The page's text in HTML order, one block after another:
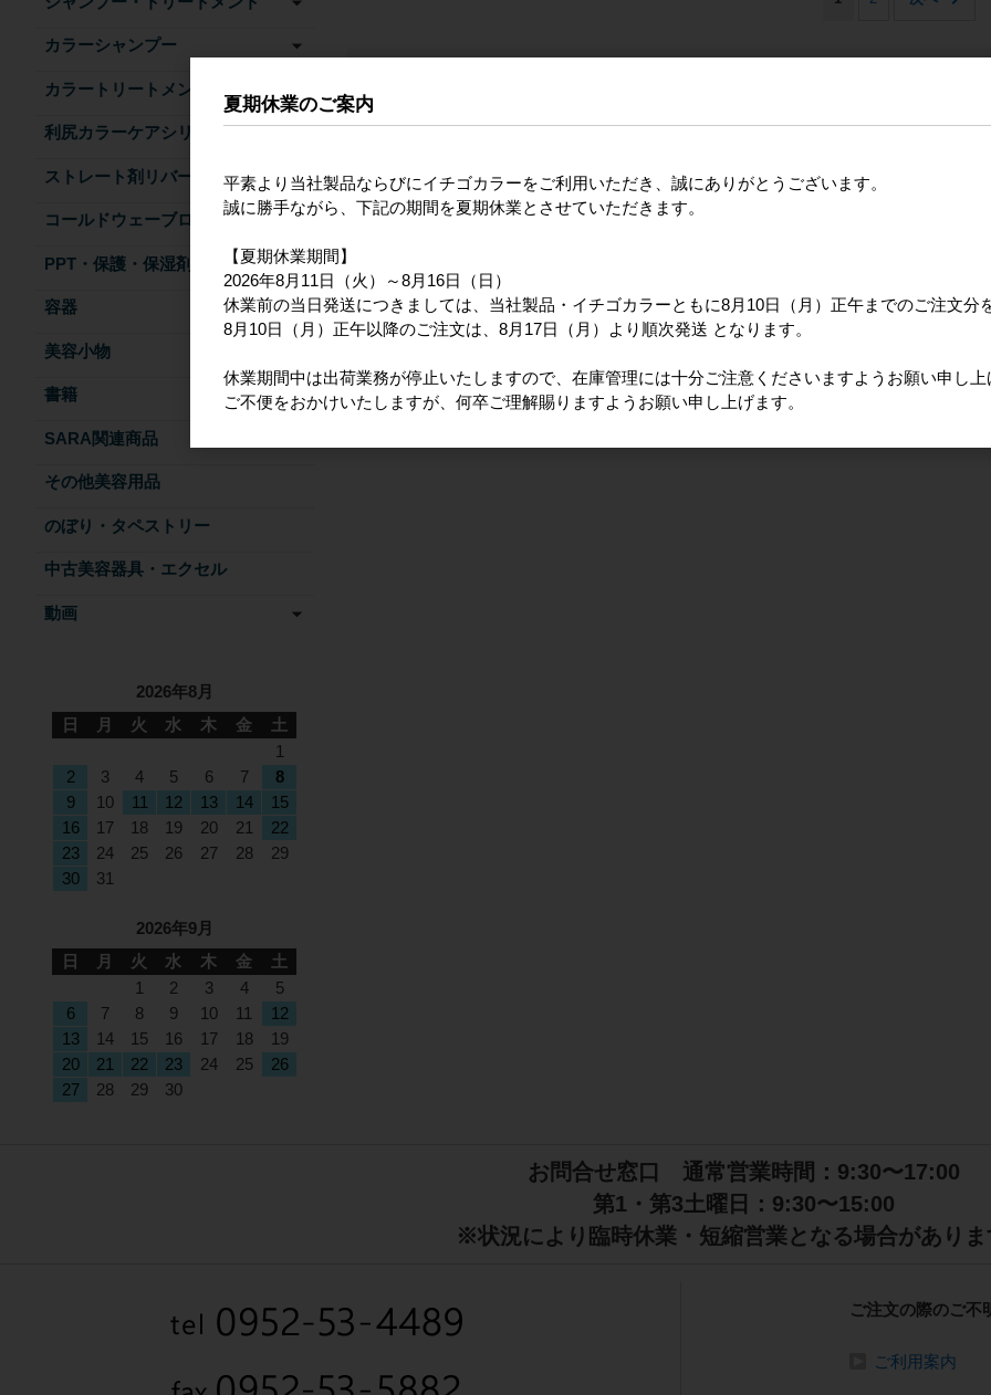
【エムズハーブ】美らヘ
国産ヘナ教本（美らヘナ
【エムズハーブ】美ら琥
カラーシャンプー
カラートリートメント
利尻カラーケアシリーズ
ストレート剤リバース
コールドウェーブローション
PPT・保護・保湿剤
容器
美容小物
書籍
SARA関連商品
その他美容用品
のぼり・タペストリー
中古美容器具・エクセル
動画
2026年8月
日
月 火 水 木 金
土
1
2
3 4 5 6 7
8
9
10 11 12 13 14
15
16
17 18 19 20 21
22
23
24 25 26 27 28
29
30
31
2026年9月
日
月 火 水 木 金
土
1
2 3 4
5
6
7 8 9 10 11
12
13
14 15 16 17 18
19
20
21 22 23 24 25
26
27
28 29 30
お問合せ窓口 通常営業時間：9:30〜17:00
第1・第3土曜日：9:30〜15:00
※状況により臨時休業・短縮営業となる場合がありま
ご注文の際のご不
ご利用案内
夏期休業のご案内
平素より当社製品ならびにイチゴカラーをご利用いただき、誠にありがとうございます。
誠に勝手ながら、下記の期間を夏期休業とさせていただきます。
【夏期休業期間】
2026年8月11日（火）～8月16日（日）
休業前の当日発送につきましては、当社製品・イチゴカラーともに8月10日（月）正午までのご注文分
8月10日（月）正午以降のご注文は、8月17日（月）より順次発送 となります。
休業期間中は出荷業務が停止いたしますので、在庫管理には十分ご注意くださいますようお願い申し上
ご不便をおかけいたしますが、何卒ご理解賜りますようお願い申し上げます。